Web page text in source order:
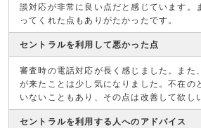
談対応が非常に良い点だと感じています。
ってくれた点もありがたかったです。
セントラルを利用して悪かった点
審査時の電話対応が長く感じました。また
が来たことは少し気になりました。不在の
いないこともあり、その点は改善して欲し
セントラルを利用する人へのアドバイス